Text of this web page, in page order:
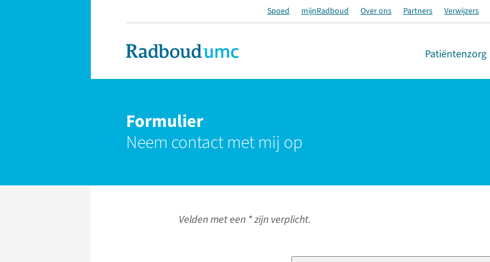
Spoed mijnRadboud Over ons Partners Verwijzers
Patiëntenzorg
Formulier
Neem contact met mij op
Velden met een * zijn verplicht.